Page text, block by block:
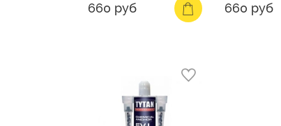
660 руб 660 руб